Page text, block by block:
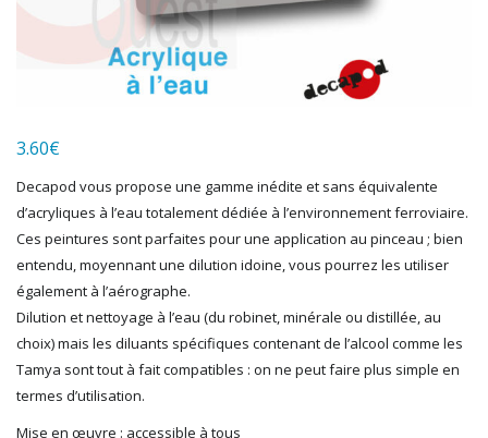
ITALERI
LGB
MAKETTE
MARLKIN
MKD
NOREV
NOVATEUR MODELES
PIKO
3.60€
Decapod vous propose une gamme inédite et sans équivalente
d’acryliques à l’eau totalement dédiée à l’environnement ferroviaire.
Ces peintures sont parfaites pour une application au pinceau ; bien
entendu, moyennant une dilution idoine, vous pourrez les utiliser
également à l’aérographe.
Dilution et nettoyage à l’eau (du robinet, minérale ou distillée, au
choix) mais les diluants spécifiques contenant de l’alcool comme les
Tamya sont tout à fait compatibles : on ne peut faire plus simple en
termes d’utilisation.
Mise en œuvre : accessible à tous